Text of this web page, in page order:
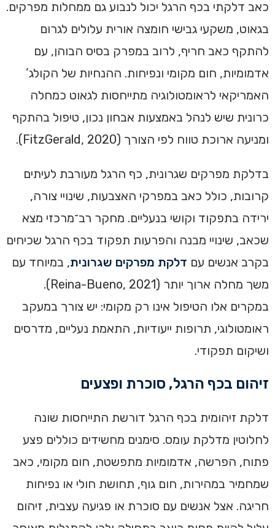
כאב דלקתי בכף הרגל יכול לנבוע גם ממחלות מפרקים.
בגאוט, משקעי גבישי חומצה אורית עלולים לגרום
להתקף כאב חריף, לרוב במפרק בסיס הבוהן, עם
אדמומיות, חום מקומי ונפיחות. ההנחיות של הקולג’
האמריקאי לראומטולוגיה מתייחסות לגאוט כמחלה
כרונית שיש לנהל באמצעות אבחון נכון, טיפול בהתקף
ומניעה ארוכת טווח לפי הצורך (FitzGerald, 2020).
בדלקת מפרקים שגרונית, כף הרגל מעורבת לעיתים
קרובות, כולל כאב במפרקי האצבעות, שינויי צורה,
ירידה בתפקוד וקושי בנעליים. מחקר רב־מרכזי מצא
שכאב, שינויי מבנה והפרעות תפקוד בכף הרגל שכיחים
בקרב אנשים עם דלקת מפרקים שגרונית, במיוחד עם
משך מחלה ארוך יותר (Reina-Bueno, 2021).
במקרים אלו הטיפול אינו רק מקומי: יש צורך במעקב
ראומטולוגי, תרופות ייעודיות, התאמת נעליים, מדרסים
ושיקום תפקודי.
זיהום בכף הרגל, סוכרת ופצעים
דלקת זיהומית בכף הרגל דורשת התייחסות שונה
לחלוטין מדלקת עומס. סימנים מחשידים כוללים פצע
פתוח, הפרשה, אדמומיות מתפשטת, חום מקומי, כאב
שמחמיר במהירות, חום גוף, תחושת חולי או נפיחות
חריגה. אצל אנשים עם סוכרת או פגיעה עצבית, זיהום